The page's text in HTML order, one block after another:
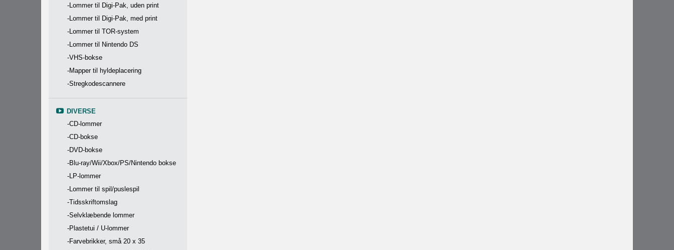
-Lommer til Digi-Pak, uden print
-Lommer til Digi-Pak, med print
-Lommer til TOR-system
-Lommer til Nintendo DS
-VHS-bokse
-Mapper til hyldeplacering
-Stregkodescannere
DIVERSE
-CD-lommer
-CD-bokse
-DVD-bokse
-Blu-ray/Wii/Xbox/PS/Nintendo bokse
-LP-lommer
-Lommer til spil/puslespil
-Tidsskriftomslag
-Selvklæbende lommer
-Plastetui / U-lommer
-Farvebrikker, små 20 x 35